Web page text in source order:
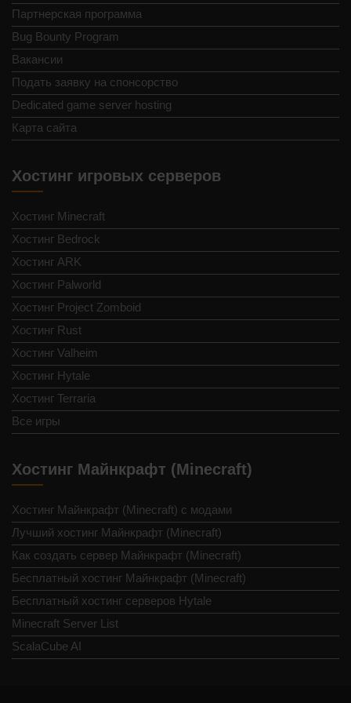
Партнерская программа
Bug Bounty Program
Вакансии
Подать заявку на спонсорство
Dedicated game server hosting
Карта сайта
Хостинг игровых серверов
Хостинг Minecraft
Хостинг Bedrock
Хостинг ARK
Хостинг Palworld
Хостинг Project Zomboid
Хостинг Rust
Хостинг Valheim
Хостинг Hytale
Хостинг Terraria
Все игры
Хостинг Майнкрафт (Minecraft)
Хостинг Майнкрафт (Minecraft) с модами
Лучший хостинг Майнкрафт (Minecraft)
Как создать сервер Майнкрафт (Minecraft)
Бесплатный хостинг Майнкрафт (Minecraft)
Бесплатный хостинг серверов Hytale
Minecraft Server List
ScalaCube AI